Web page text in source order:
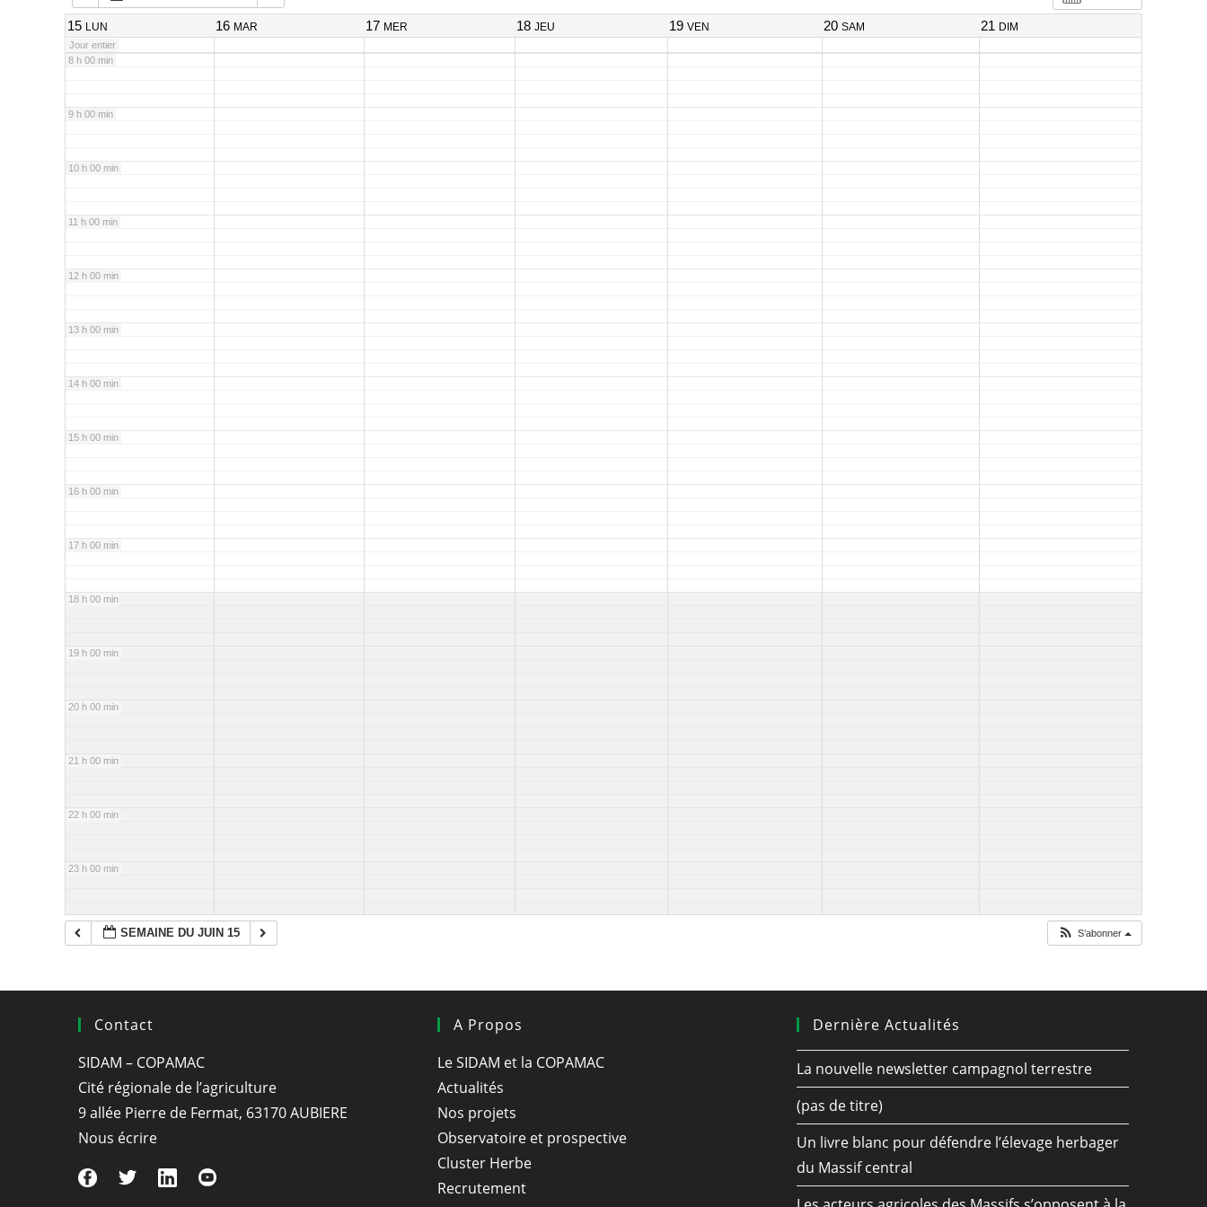
15 LUN 16 MAR 17 MER 18 JEU 19 VEN 20 SAM 21 DIM
Jour entier
7 h 00 min
8 h 00 min
9 h 00 min
10 h 00 min
11 h 00 min
12 h 00 min
13 h 00 min
14 h 00 min
15 h 00 min
16 h 00 min
17 h 00 min
18 h 00 min
19 h 00 min
20 h 00 min
21 h 00 min
22 h 00 min
23 h 00 min
SEMAINE DU JUIN 15 S’abonner
Contact
SIDAM – COPAMAC
Cité régionale de l’agriculture
9 allée Pierre de Fermat, 63170 AUBIERE
Nous écrire
A Propos
Le SIDAM et la COPAMAC
Actualités
Nos projets
Observatoire et prospective
Cluster Herbe
Recrutement
Dernière Actualités
La nouvelle newsletter campagnol terrestre
(pas de titre)
Un livre blanc pour défendre l’élevage herbager
du Massif central